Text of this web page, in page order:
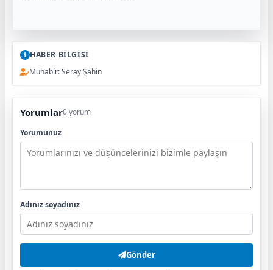
HABER BİLGİSİ
Muhabir: Seray Şahin
Yorumlar0 yorum
Yorumunuz
Adınız soyadınız
Gönder